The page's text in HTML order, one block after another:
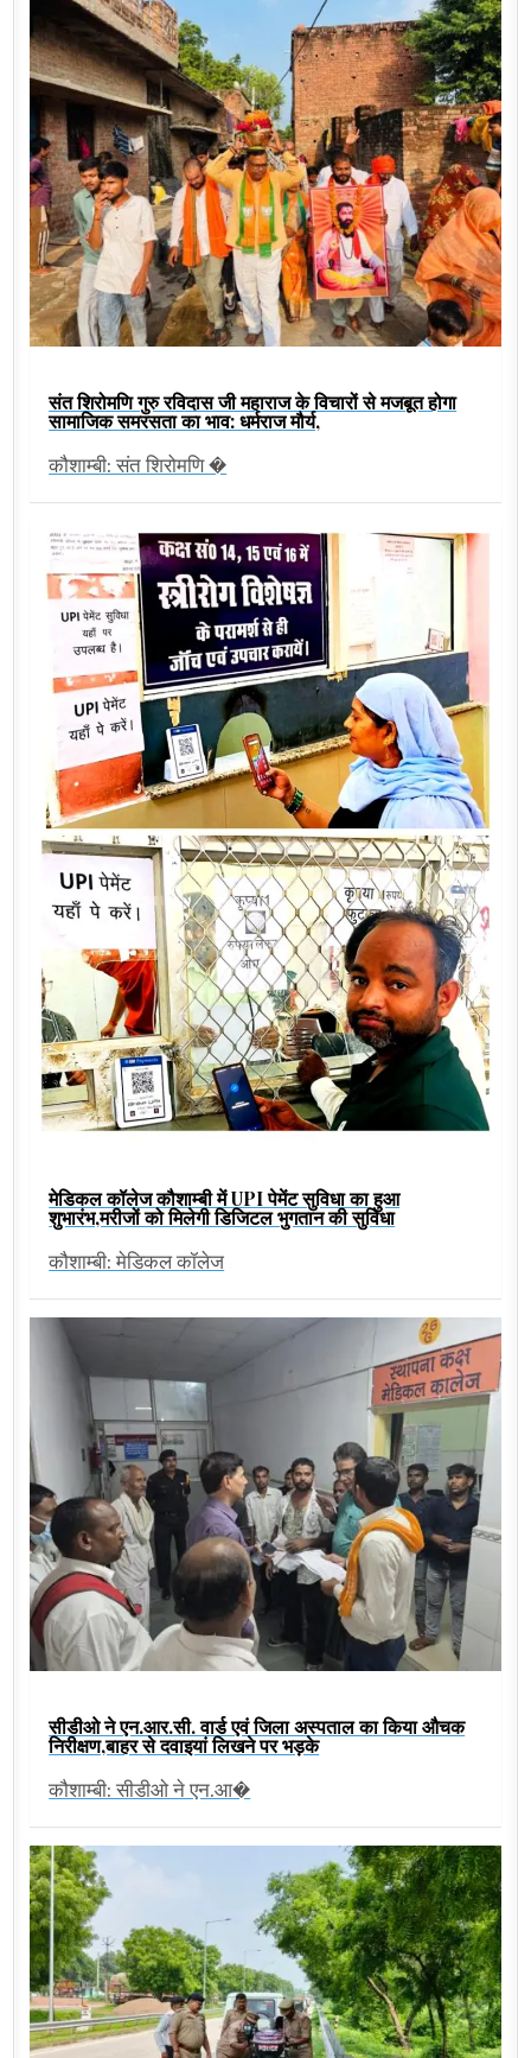
संत शिरोमणि गुरु रविदास जी महाराज के विचारों से मजबूत होगा
सामाजिक समरसता का भाव: धर्मराज मौर्य,
कौशाम्बी: संत शिरोमणि �
मेडिकल कॉलेज कौशाम्बी में UPI पेमेंट सुविधा का हुआ
शुभारंभ,मरीजों को मिलेगी डिजिटल भुगतान की सुविधा
कौशाम्बी: मेडिकल कॉलेज
सीडीओ ने एन.आर.सी. वार्ड एवं जिला अस्पताल का किया औचक
निरीक्षण,बाहर से दवाइयां लिखने पर भड़के
कौशाम्बी: सीडीओ ने एन.आ�